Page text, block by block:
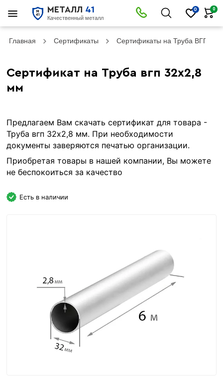
МЕТАЛЛ 41
Качественный металл
0 0
Главная Сертификаты Сертификаты на Труба ВГП
Сертификат на Труба вгп 32х2,8
мм
Предлагаем Вам скачать сертификат для товара -
Труба вгп 32х2,8 мм. При необходимости
документы заверяются печатью организации.
Приобретая товары в нашей компании, Вы можете
не беспокоиться за качество
Есть в наличии